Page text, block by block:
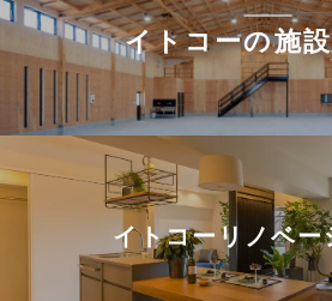
イトコーの施
イトコーリノベー